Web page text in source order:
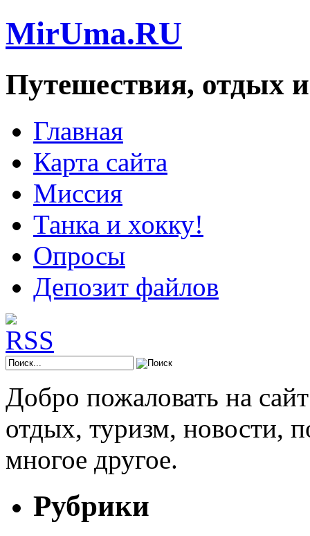
MirUma.RU
Путешествия, отдых
Главная
Карта сайта
Миссия
Танка и хокку!
Опросы
Депозит файлов
Добро пожаловать на
отдых, туризм, новости,
многое другое.
Рубрики